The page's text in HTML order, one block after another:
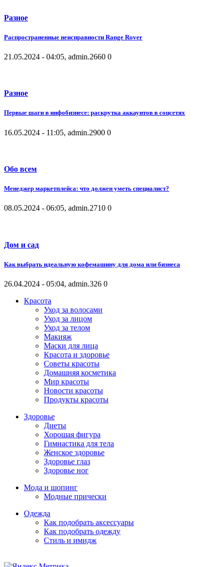
Разное
Распространенные неисправности Range Rover
21.05.2024 - 04:05, admin.2660 0
Разное
Первые шаги в инфобизнесе: раскрутка аккаунтов в соцсетях
16.05.2024 - 11:05, admin.2900 0
Обо всем
Менеджер маркетплейса: что должен уметь специалист?
08.05.2024 - 06:05, admin.2710 0
Дом и сад
Как выбрать идеальную кофемашину для дома или бизнеса
26.04.2024 - 05:04, admin.326 0
Красота
Уход за волосами
Уход за лицом
Уход за телом
Макияж
Маски для лица
Красота и здоровье
Советы красоты
Домашняя косметика
Мир красоты
Новости красоты
Продукты красоты
Здоровье
Диеты
Хорошая фигура
Гимнастика для тела
Женское здоровье
Здоровье глаз
Здоровье ног
Мода и шопинг
Модные прически
Одежда
Как подобрать аксессуары
Как подобрать одежду
Стиль и имидж